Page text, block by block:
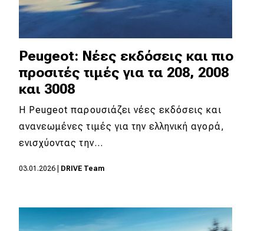
Αποστολή
Συγκρίνουμε
Αγώνες
Formula 1
WRC
Motorsport
Νέα
Peugeot: Νέες εκδόσεις και πιο
προσιτές τιμές για τα 208, 2008
και 3008
Η Peugeot παρουσιάζει νέες εκδόσεις και
ανανεωμένες τιμές για την ελληνική αγορά,
ενισχύοντας την…
03.01.2026 DRIVE Team